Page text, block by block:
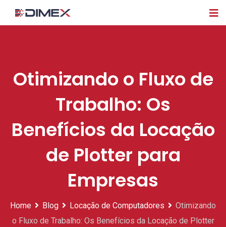
Otimizando o Fluxo de
Trabalho: Os
Benefícios da Locação
de Plotter para
Empresas
Home Blog Locação de Computadores
Otimizando
o Fluxo de Trabalho: Os Benefícios da Locação de Plotter